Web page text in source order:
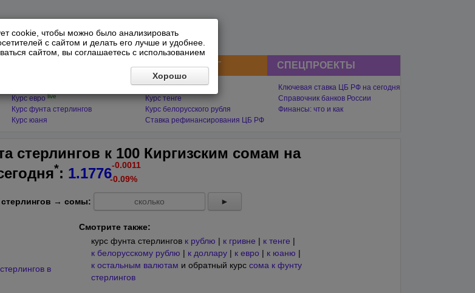
cookie, чтобы можно было анализировать
с сайтом и делать его лучше и удобнее.
сайтом, вы соглашаетесь с использованием
Хорошо
Курс евро live
Курс фунта стерлингов
Курс юаня
ФИНАНСЫ СНГ
Курс гривны
Курс тенге
Курс белорусского рубля
Ставка рефинансирования ЦБ РФ
СПЕЦПРОЕКТЫ
Ключевая ставка ЦБ РФ на сегодня
Справочник банков России
Финансы: что и как
стерлингов к 100 Киргизским сомам на
*: 1.1776-0.0011
-0.09%
→ сомы: ►
в
Смотрите также:
курс фунта стерлингов к рублю | к гривне | к тенге |
к белорусскому рублю | к доллару | к евро | к юаню |
к остальным валютам и обратный курс сома к фунту
стерлингов